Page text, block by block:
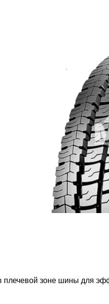
зоне шины для